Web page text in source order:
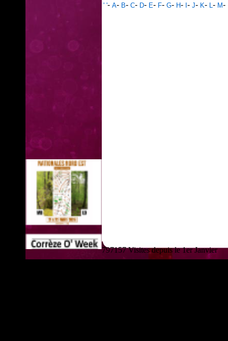
' '- A- B- C- D- E- F- G- H- - J- K- L- M-
797157 Visites depuis le 1er Janvier